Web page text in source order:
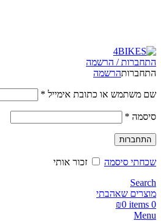
התחברות / הרשמה
התחברותהרשמה
שם משתמש או כתובת אימייל *
סיסמה *
התחברות
שכחתי סיסמה
זכור אותי
Search
מוצרים שאהבתי
0
items
₪0
Menu